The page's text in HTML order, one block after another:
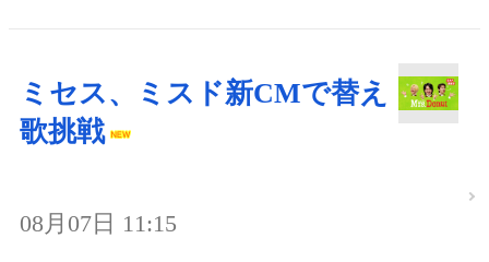
ミセス、ミスド新CMで替え
歌挑戦
08月07日 11:15